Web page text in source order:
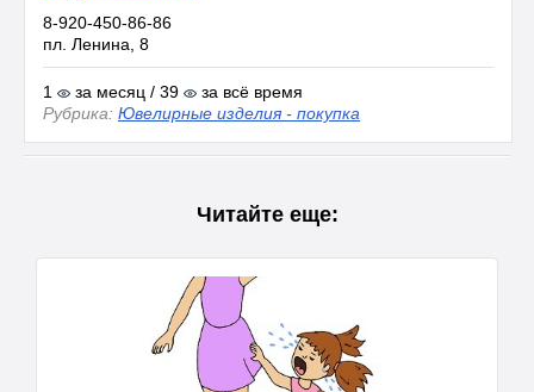
8-920-450-86-86
пл. Ленина, 8
1 за месяц / 39
за всё время
Рубрика: Ювелирные изделия - покупка
Читайте еще: